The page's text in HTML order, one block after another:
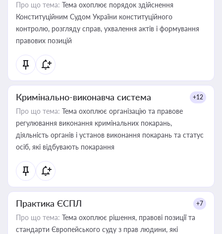
Про що тема: Тема охоплює порядок здійснення
Конституційним Судом України конституційного
контролю, розгляду справ, ухвалення актів і формування
правових позицій
Кримінально-виконавча система +12
Про що тема: Тема охоплює організацію та правове
регулювання виконання кримінальних покарань,
діяльність органів і установ виконання покарань та статус
осіб, які відбувають покарання
Практика ЄСПЛ +7
Про що тема: Тема охоплює рішення, правові позиції та
стандарти Європейського суду з прав людини, які